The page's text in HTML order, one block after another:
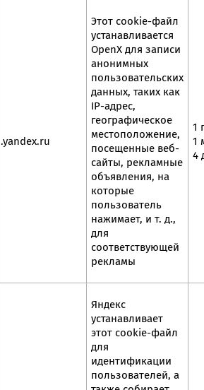
.yandex.ru
Этот cookie-файл
устанавливается
OpenX для записи
анонимных
пользовательских
данных, таких как
IP-адрес,
географическое
местоположение,
посещенные веб-
сайты, рекламные
объявления, на
которые
пользователь
нажимает, и т. д.,
для
соответствующей
рекламы
1
1
4
Яндекс
устанавливает
этот cookie-файл
для
идентификации
пользователей, а